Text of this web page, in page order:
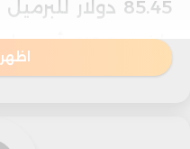
85.45 دولار
جلسة الأربعاء.
كما ارتفعت أسعار